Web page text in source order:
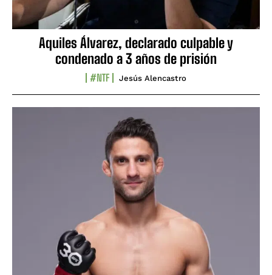
Aquiles Álvarez, declarado culpable y
condenado a 3 años de prisión
#NTF Jesús Alencastro